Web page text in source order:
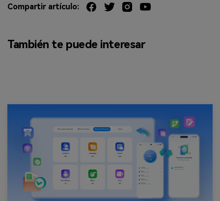
Compartir artículo:
También te puede interesar